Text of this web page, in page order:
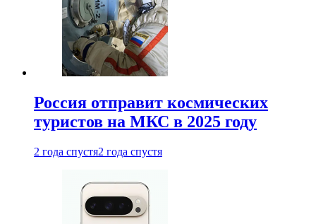
Россия отправит космических
туристов на МКС в 2025 году
2 года спустя2 года спустя